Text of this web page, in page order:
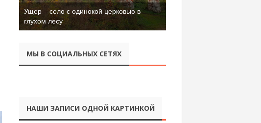
Ущер – село с одинокой церковью в
глухом лесу
МЫ В СОЦИАЛЬНЫХ СЕТЯХ
НАШИ ЗАПИСИ ОДНОЙ КАРТИНКОЙ